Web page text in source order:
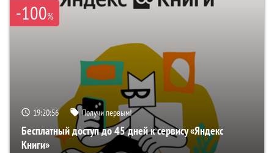
-100%
19:20:56 Получи первым!
Бесплатный доступ до 45 дней к сервису «Яндекс
Книги»